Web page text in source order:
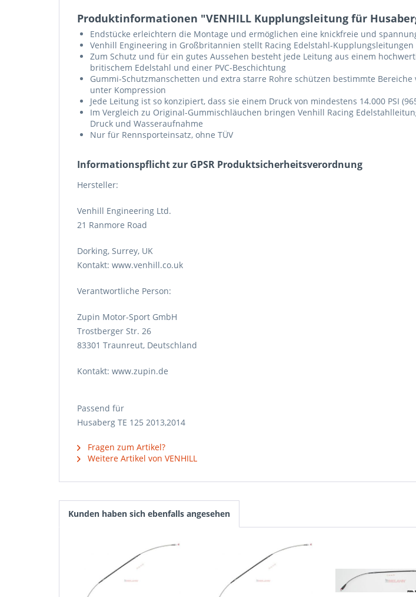
Produktinformationen "VENHILL Kupplungsleitung für Husaberg
Endstücke erleichtern die Montage und ermöglichen eine knickfreie und
Venhill Engineering in Großbritannien stellt Racing Edelstahl-
Zum Schutz und für ein gutes Aussehen besteht jede Leitung aus einem
britischem Edelstahl und einer PVC-Beschichtung
Gummi-Schutzmanschetten und extra starre Rohre schützen bestimmte
unter Kompression
Jede Leitung ist so konzipiert, dass sie einem Druck von mindestens 14.000 PSI
Im Vergleich zu Original-Gummischläuchen bringen Venhill Racing
Druck und Wasseraufnahme
Nur für Rennsporteinsatz, ohne TÜV
Informations­pflicht zur GPSR Produktsicherheits­verordnung
Hersteller:
Venhill Engineering Ltd.
21 Ranmore Road
Dorking, Surrey, UK
Kontakt: www.venhill.co.uk
Verantwortliche Person:
Zupin Motor-Sport GmbH
Trostberger Str. 26
83301 Traunreut, Deutschland
Kontakt: www.zupin.de
Passend für
Husaberg TE 125 2013,2014
Fragen zum Artikel?
Weitere Artikel von VENHILL
Kunden haben sich ebenfalls angesehen